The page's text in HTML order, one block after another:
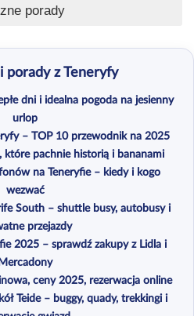
porady
porady z Teneryfy
dni i idealna pogoda na jesienny
urlop
– TOP 10 przewodnik na 2025
które pachnie historią i bananami
na Teneryfie – kiedy i kogo
wezwać
South – shuttle busy, autobusy i
przejazdy
2025 – sprawdź zakupy z Lidla i
Mercadony
ceny 2025, rezerwacja online
Teide – buggy, quady, trekkingi i